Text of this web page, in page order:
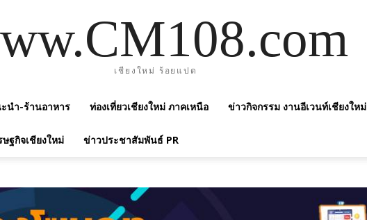
เชียงใหม่ ร้อยแปด
นำ-ร้านอาหาร ท่องเที่ยวเชียงใหม่ ภาคเหนือ ข่าวกิจกรรม งานอีเวนท์เชียงใหม่
ฐกิจเชียงใหม่ ข่าวประชาสัมพันธ์ PR